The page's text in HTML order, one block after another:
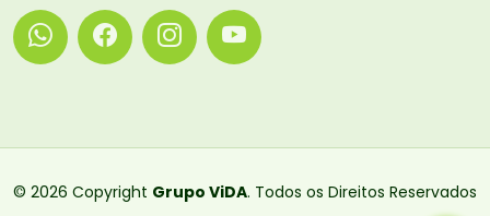
© 2026 Copyright Grupo ViDA. Todos os Direitos Reservados